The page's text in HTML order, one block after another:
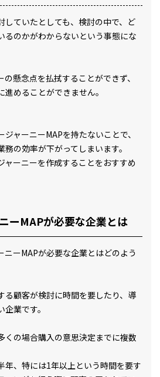
していたとしても、検討の中で、ど
るのかがわからないという事態にな
懸念点を払拭することができず、
めることができません。
ャーニーMAPを持たないことで、
の効率が下がってしまいます。
ャーニーを作成することをおすすめ
ーMAPが必要な企業とは
ニーMAPが必要な企業とはどのよう
る顧客が検討に時間を要したり、導
業です。
くの場合購入の意思決定までに複数
年、特には1年以上という時間を要す